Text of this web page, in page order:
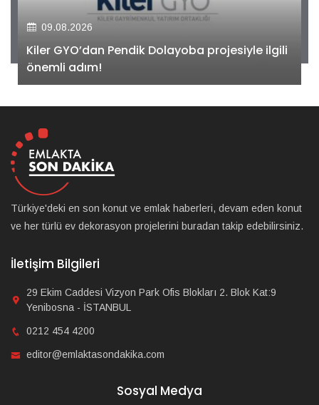
09.08.2026
Kiler GYO’dan Pendik Dolayoba projesiyle ilgili
önemli adım!
Türkiye'deki en son konut ve emlak haberleri, devam eden konut
ve her türlü ev dekorasyon projelerini buradan takip edebilirsiniz.
İletişim Bilgileri
29 Ekim Caddesi Vizyon Park Ofis Blokları 2. Blok Kat:9
Yenibosna - İSTANBUL
0212 454 4200
editor@emlaktasondakika.com
Sosyal Medya